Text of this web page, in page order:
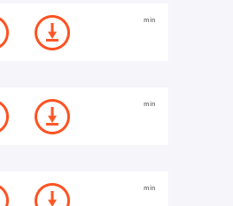
min
min
min